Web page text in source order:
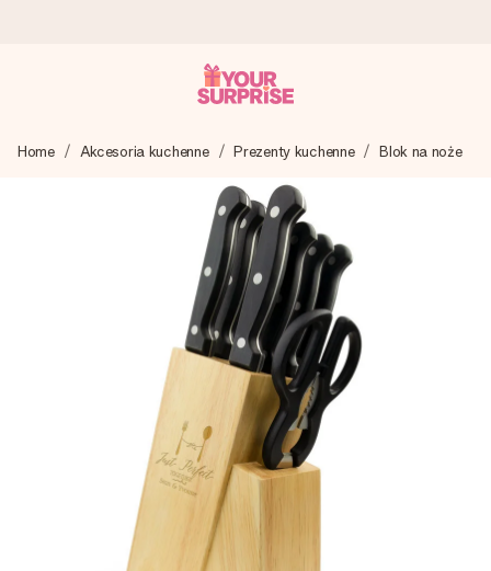
Tworzymy Twój prezent z troską i wysyłamy go w mgnieniu
właściwym momencie, kiedy ma to największe znaczenie
4,7 (na podstawie +15 000 opinii)
Nasze prezenty inspirują. Klienci oceniają nas na 4,7 w
Darmowy bilecik z życzeniami
Stwórz coś wyjątkowego w zaledwie kilku krokach – z jej
imieniem, swoim zdjęciem lub wiadomością, która naprawdę
poruszy serce. Bez problemu, po prostu ogrom miłości na
Home Akcesoria kuchenne Prezenty kuchenne Blok na noże